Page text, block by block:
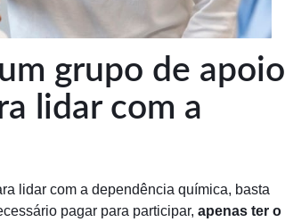
grupo de apoio
lidar com a
lidar com a dependência química, basta
pagar para participar, apenas ter o